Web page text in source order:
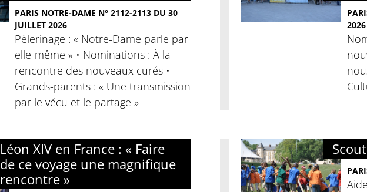
PARIS NOTRE-DAME N° 2112-2113 DU 30
JUILLET 2026
Pèlerinage : « Notre-Dame parle par
elle-même » • Nominations : À la
rencontre des nouveaux curés •
Grands-parents : « Une transmission
par le vécu et le partage »
2026
Léon XIV en France : « Faire
de ce voyage une magnifique
rencontre »